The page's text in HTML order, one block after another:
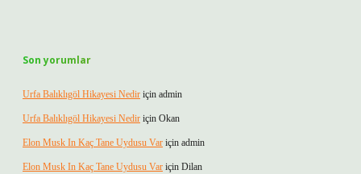
Son yorumlar
Urfa Balıklıgöl Hikayesi Nedir için admin
Urfa Balıklıgöl Hikayesi Nedir için Okan
Elon Musk In Kaç Tane Uydusu Var için admin
Elon Musk In Kaç Tane Uydusu Var için Dilan